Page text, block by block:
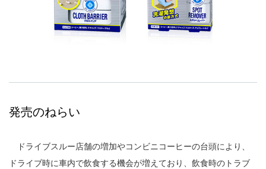
発売のねらい
ドライブスルー店舗の増加やコンビニコーヒーの台頭により、
ドライブ時に車内で飲食する機会が増えており、飲食時のトラブ